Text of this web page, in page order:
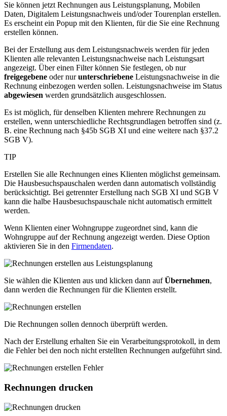
Sie können jetzt Rechnungen aus Leistungsplanung, Mobilen
Daten, Digitalem Leistungsnachweis und/oder Tourenplan erstellen.
Es erscheint ein Popup mit den Klienten, für die Sie eine Rechnung
erstellen können.
Bei der Erstellung aus dem Leistungsnachweis werden für jeden
Klienten alle relevanten Leistungsnachweise nach Leistungsart
angezeigt. Über einen Filter können Sie festlegen, ob nur
freigegebene oder nurunterschriebene Leistungsnachweise in die
Rechnung einbezogen werden sollen. Leistungsnachweise im Status
abgewiesen werden grundsätzlich ausgeschlossen.
Es ist möglich, für denselben Klienten mehrere Rechnungen zu
erstellen, wenn unterschiedliche Rechtsgrundlagen betroffen sind (z.
B. eine Rechnung nach §45b SGB XI und eine weitere nach §37.2
SGB V).
TIP
Erstellen Sie alle Rechnungen eines Klienten möglichst gemeinsam.
Die Hausbesuchspauschalen werden dann automatisch vollständig
berücksichtigt. Bei getrennter Erstellung nach SGB XI und SGB V
kann die halbe Hausbesuchspauschale nicht automatisch ermittelt
werden.
Wenn Klienten einer Wohngruppe zugeordnet sind, kann die
Wohngruppe auf der Rechnung angezeigt werden. Diese Option
aktivieren Sie in den Firmendaten.
Sie wählen die Klienten aus und klicken dann aufÜbernehmen,
dann werden die Rechnungen für die Klienten erstellt.
Die Rechnungen sollen dennoch überprüft werden.
Nach der Erstellung erhalten Sie ein Verarbeitungsprotokoll, in dem
die Fehler bei den noch nicht erstellten Rechnungen aufgeführt sind.
Rechnungen drucken